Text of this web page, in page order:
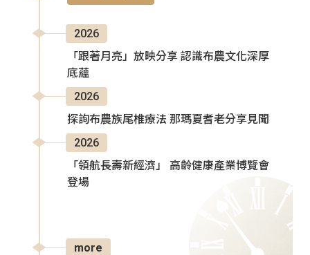
2026
「跟著月亮」放映分享 認識布農文化深厚
底蘊
2026
探詢布農族尾椎療法 那瑪夏耆老分享見聞
2026
「領航長壽新經濟」 高齡健康產業博覽會
登場
more